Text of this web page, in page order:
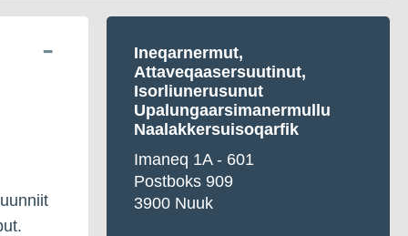
Ineqarnermut,
Attaveqaasersuutinut,
Isorliunerusunut
Upalungaarsimanermullu
Naalakkersuisoqarfik
Imaneq 1A - 601
Postboks 909
3900 Nuuk